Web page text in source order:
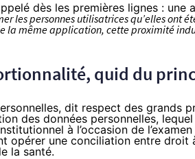
dès les premières lignes : une
les personnes utilisatrices qu’elles ont
la même application, cette proximité
quid du
dit respect des grands
des données personnelles,
à l’occasion de
opérer une conciliation entre
la santé.